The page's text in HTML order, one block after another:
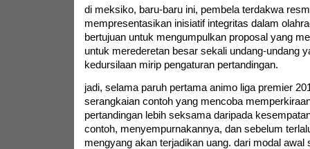
di meksiko, baru-baru ini, pembela terdakwa
mempresentasikan inisiatif integritas dalam
bertujuan untuk mengumpulkan proposal yang
untuk merederetan besar sekali undang-undang
kedursilaan mirip pengaturan pertandingan.
jadi, selama paruh pertama animo liga premier
serangkaian contoh yang mencoba
pertandingan lebih seksama daripada
contoh, menyempurnakannya, dan sebelum
mengyang akan terjadikan uang. dari modal awal